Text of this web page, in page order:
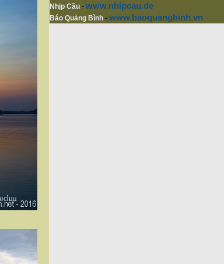
Nhịp Cầu - www.nhipcau.de
Báo Quảng Bình - www.baoquangbinh.vn